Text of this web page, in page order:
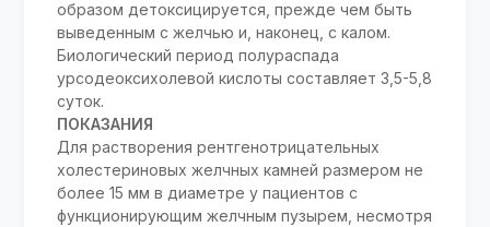
образом детоксицируется, прежде чем быть
выведенным с желчью и, наконец, с калом.
Биологический период полураспада
урсодеоксихолевой кислоты составляет 3,5-5,8
суток.
ПОКАЗАНИЯ
Для растворения рентгенотрицательных
холестериновых желчных камней размером не
более 15 мм в диаметре у пациентов с
функционирующим желчным пузырем, несмотря